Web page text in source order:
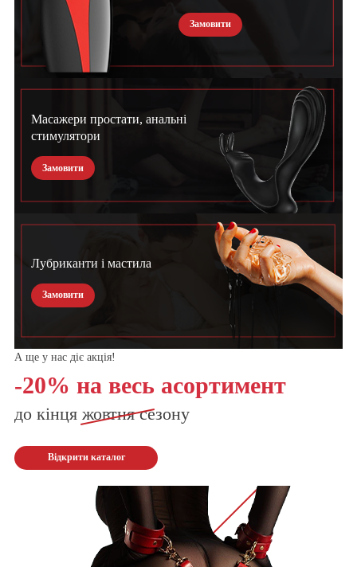
Замовити
Масажери простати, анальні
стимулятори
Замовити
Лубриканти і мастила
Замовити
А ще у нас діє акція!
-20% на весь асортимент
до кінця жовтнясезону
Відкрити каталог